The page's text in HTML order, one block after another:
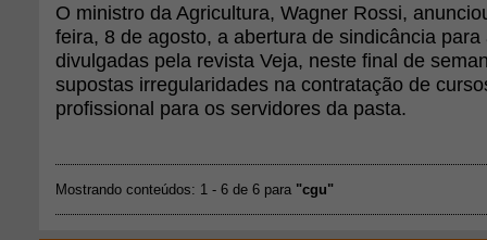
O ministro da Agricultura, Wagner Rossi,
feira, 8 de agosto, a abertura de sindicância
divulgadas pela revista Veja, neste final de
supostas irregularidades na contratação de
profissional para os servidores da pasta.
Mostrando conteúdos: 1 - 6 de 6 para "cgu"